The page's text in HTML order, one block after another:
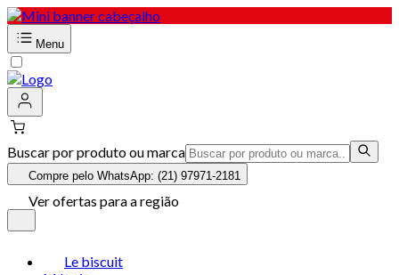
Menu
Buscar por produto ou marca
Compre pelo WhatsApp: (21) 97971-2181
Ver ofertas para a região
Le biscuit